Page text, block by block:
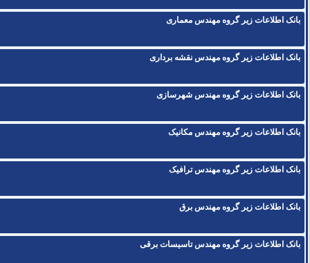
بانک اطلاعات زیر گروه مهندس معماری
بانک اطلاعات زیر گروه مهندس نقشه برداری
بانک اطلاعات زیر گروه مهندس شهرسازی
بانک اطلاعات زیر گروه مهندس مکانیک
بانک اطلاعات زیر گروه مهندس ترافیک
بانک اطلاعات زیر گروه مهندس برق
بانک اطلاعات زیر گروه مهندس تاسیسات برقی